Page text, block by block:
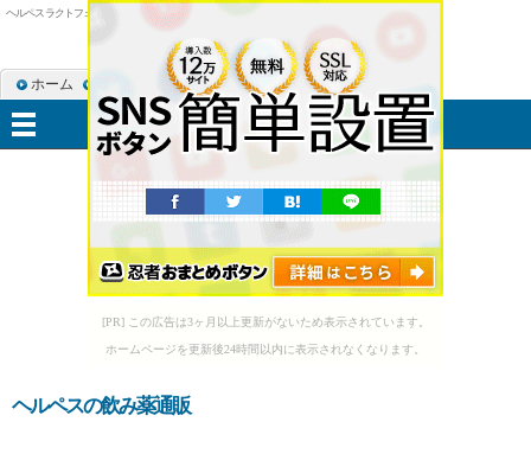
[PR] この広告は3ヶ月以上更新がないため表示されています。
ホームページを更新後24時間以内に表示されなくなります。
ヘルペス ラクトフェリン
ヘルペスの飲み薬通販
ホーム サイトマップ
メニュー